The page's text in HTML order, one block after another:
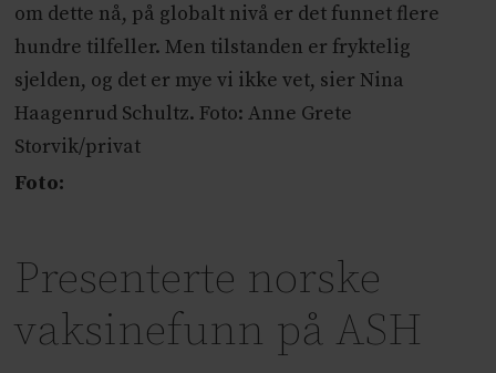
om dette nå, på globalt nivå er det funnet flere
hundre tilfeller. Men tilstanden er fryktelig
sjelden, og det er mye vi ikke vet, sier Nina
Haagenrud Schultz. Foto: Anne Grete
Storvik/privat
Foto:
Presenterte norske
vaksinefunn på ASH